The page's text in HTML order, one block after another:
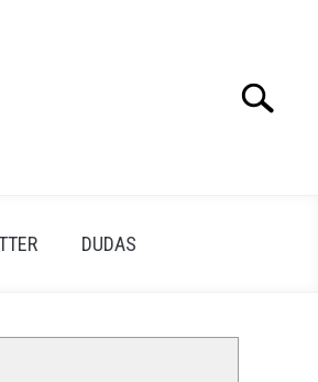
Search
DUDAS